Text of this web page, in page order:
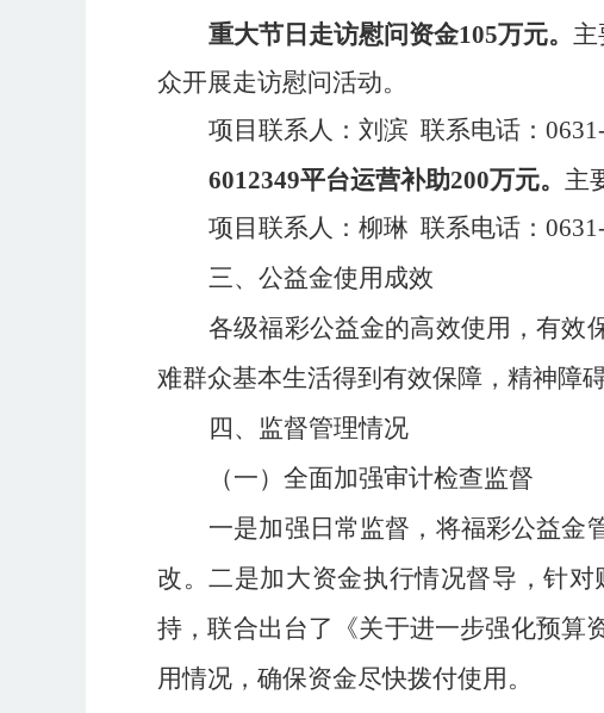
重大节日走访慰问资金105万元。
众开展走访慰问活动。
项目联系人：刘滨 联系电话：
6012349平台运营补助200万元。 主
项目联系人：柳琳 联系电话：
三、公益金使用成效
各级福彩公益金的高效使用，有效
难群众基本生活得到有效保障，精神障
四、监督管理情况
（一）全面加强审计检查监督
一是加强 日常监督 ，将福彩公益金
改。二是加大资金执行情况督导，针对
持，联合出台了《关于进一步强化预算
用情况，确保资金尽快拨付使用 。